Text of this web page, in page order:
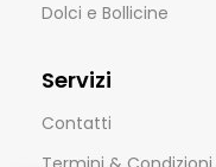
Dolci e Bollicine
Servizi
Contatti